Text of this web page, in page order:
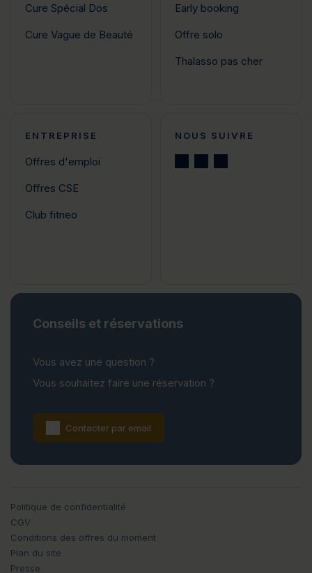
Cure Spécial Dos
Cure Vague de Beauté
Early booking
Offre solo
Thalasso pas cher
ENTREPRISE
Offres d'emploi
Offres CSE
Club fitneo
NOUS SUIVRE
Conseils et réservations
Vous avez une question ?
Vous souhaitez faire une réservation ?
Contacter par email
Politique de confidentialité
CGV
Conditions des offres du moment
Plan du site
Presse